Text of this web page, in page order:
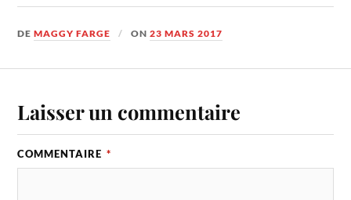
DEMAGGY FARGE ON23 MARS 2017
Laisser un commentaire
COMMENTAIRE *